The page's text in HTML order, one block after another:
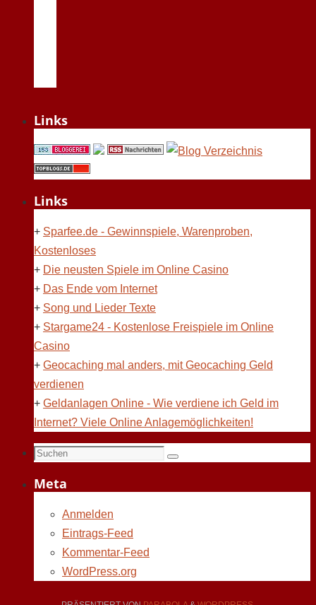
Links
Links
+ Sparfee.de - Gewinnspiele, Warenproben,
Kostenloses
+ Die neusten Spiele im Online Casino
+ Das Ende vom Internet
+ Song und Lieder Texte
+ Stargame24 - Kostenlose Freispiele im Online
Casino
+ Geocaching mal anders, mit Geocaching Geld
verdienen
+ Geldanlagen Online - Wie verdiene ich Geld im
Internet? Viele Online Anlagemöglichkeiten!
Suchen
Suchen
Meta
Anmelden
Eintrags-Feed
Kommentar-Feed
WordPress.org